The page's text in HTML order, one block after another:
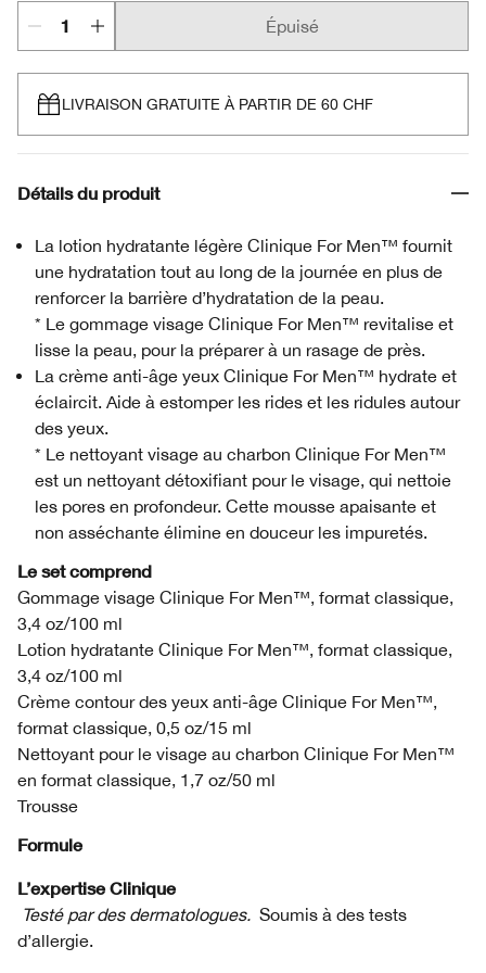
Épuisé
LIVRAISON GRATUITE À PARTIR DE 60 CHF
Détails du produit
La lotion hydratante légère Clinique For Men™ fournit
une hydratation tout au long de la journée en plus de
renforcer la barrière d’hydratation de la peau.
* Le gommage visage Clinique For Men™ revitalise et
lisse la peau, pour la préparer à un rasage de près.
La crème anti-âge yeux Clinique For Men™ hydrate et
éclaircit. Aide à estomper les rides et les ridules autour
des yeux.
* Le nettoyant visage au charbon Clinique For Men™
est un nettoyant détoxifiant pour le visage, qui nettoie
les pores en profondeur. Cette mousse apaisante et
non asséchante élimine en douceur les impuretés.
Le set comprend
Gommage visage Clinique For Men™, format classique,
3,4 oz/100 ml
Lotion hydratante Clinique For Men™, format classique,
3,4 oz/100 ml
Crème contour des yeux anti-âge Clinique For Men™,
format classique, 0,5 oz/15 ml
Nettoyant pour le visage au charbon Clinique For Men™
en format classique, 1,7 oz/50 ml
Trousse
Formule
L’expertise Clinique
Testé par des dermatologues. Soumis à des tests
d’allergie.